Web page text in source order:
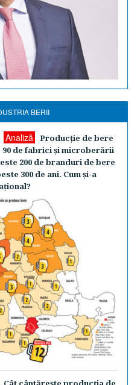
BERII
Analiză
Producţie de bere
90 de fabrici şi microberării
200 de branduri de bere
300 de ani. Cum şi-a